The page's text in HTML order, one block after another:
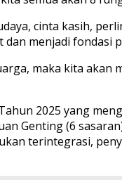
cinta kasih,
menjadi fondasi
maka kita
2025 yang
Genting (6
terintegrasi,